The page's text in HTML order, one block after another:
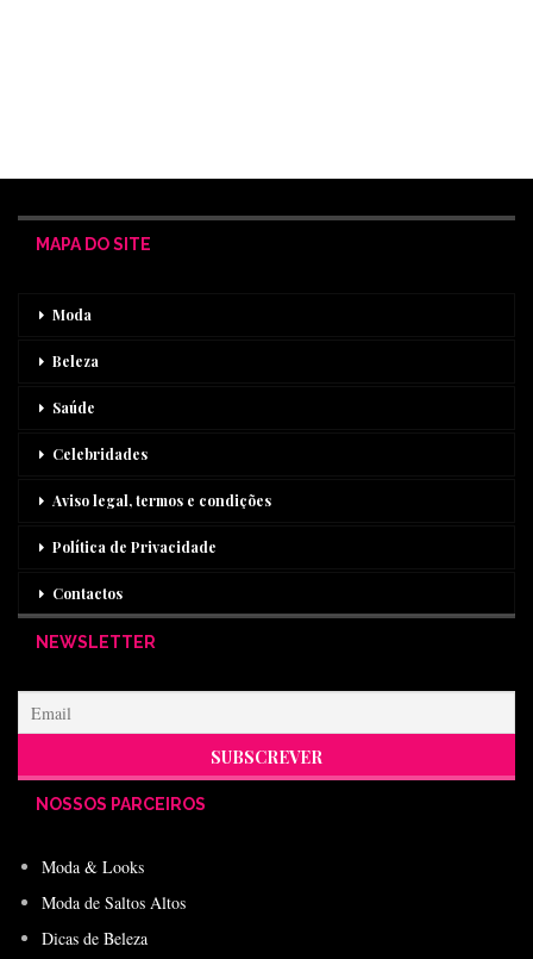
MAPA DO SITE
Moda
Beleza
Saúde
Celebridades
Aviso legal, termos e condições
Política de Privacidade
Contactos
NEWSLETTER
NOSSOS PARCEIROS
Moda & Looks
Moda de Saltos Altos
Dicas de Beleza